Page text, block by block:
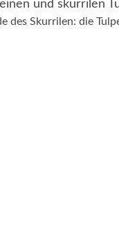
des Skurrilen: die Tulpe